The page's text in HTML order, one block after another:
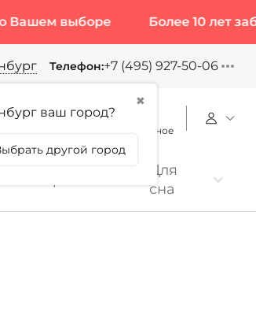
выборе Более 10 лет
✖
ваш город?
другой город
Телефон:+7 (495) 927-50-06
Избранное
Для
сна